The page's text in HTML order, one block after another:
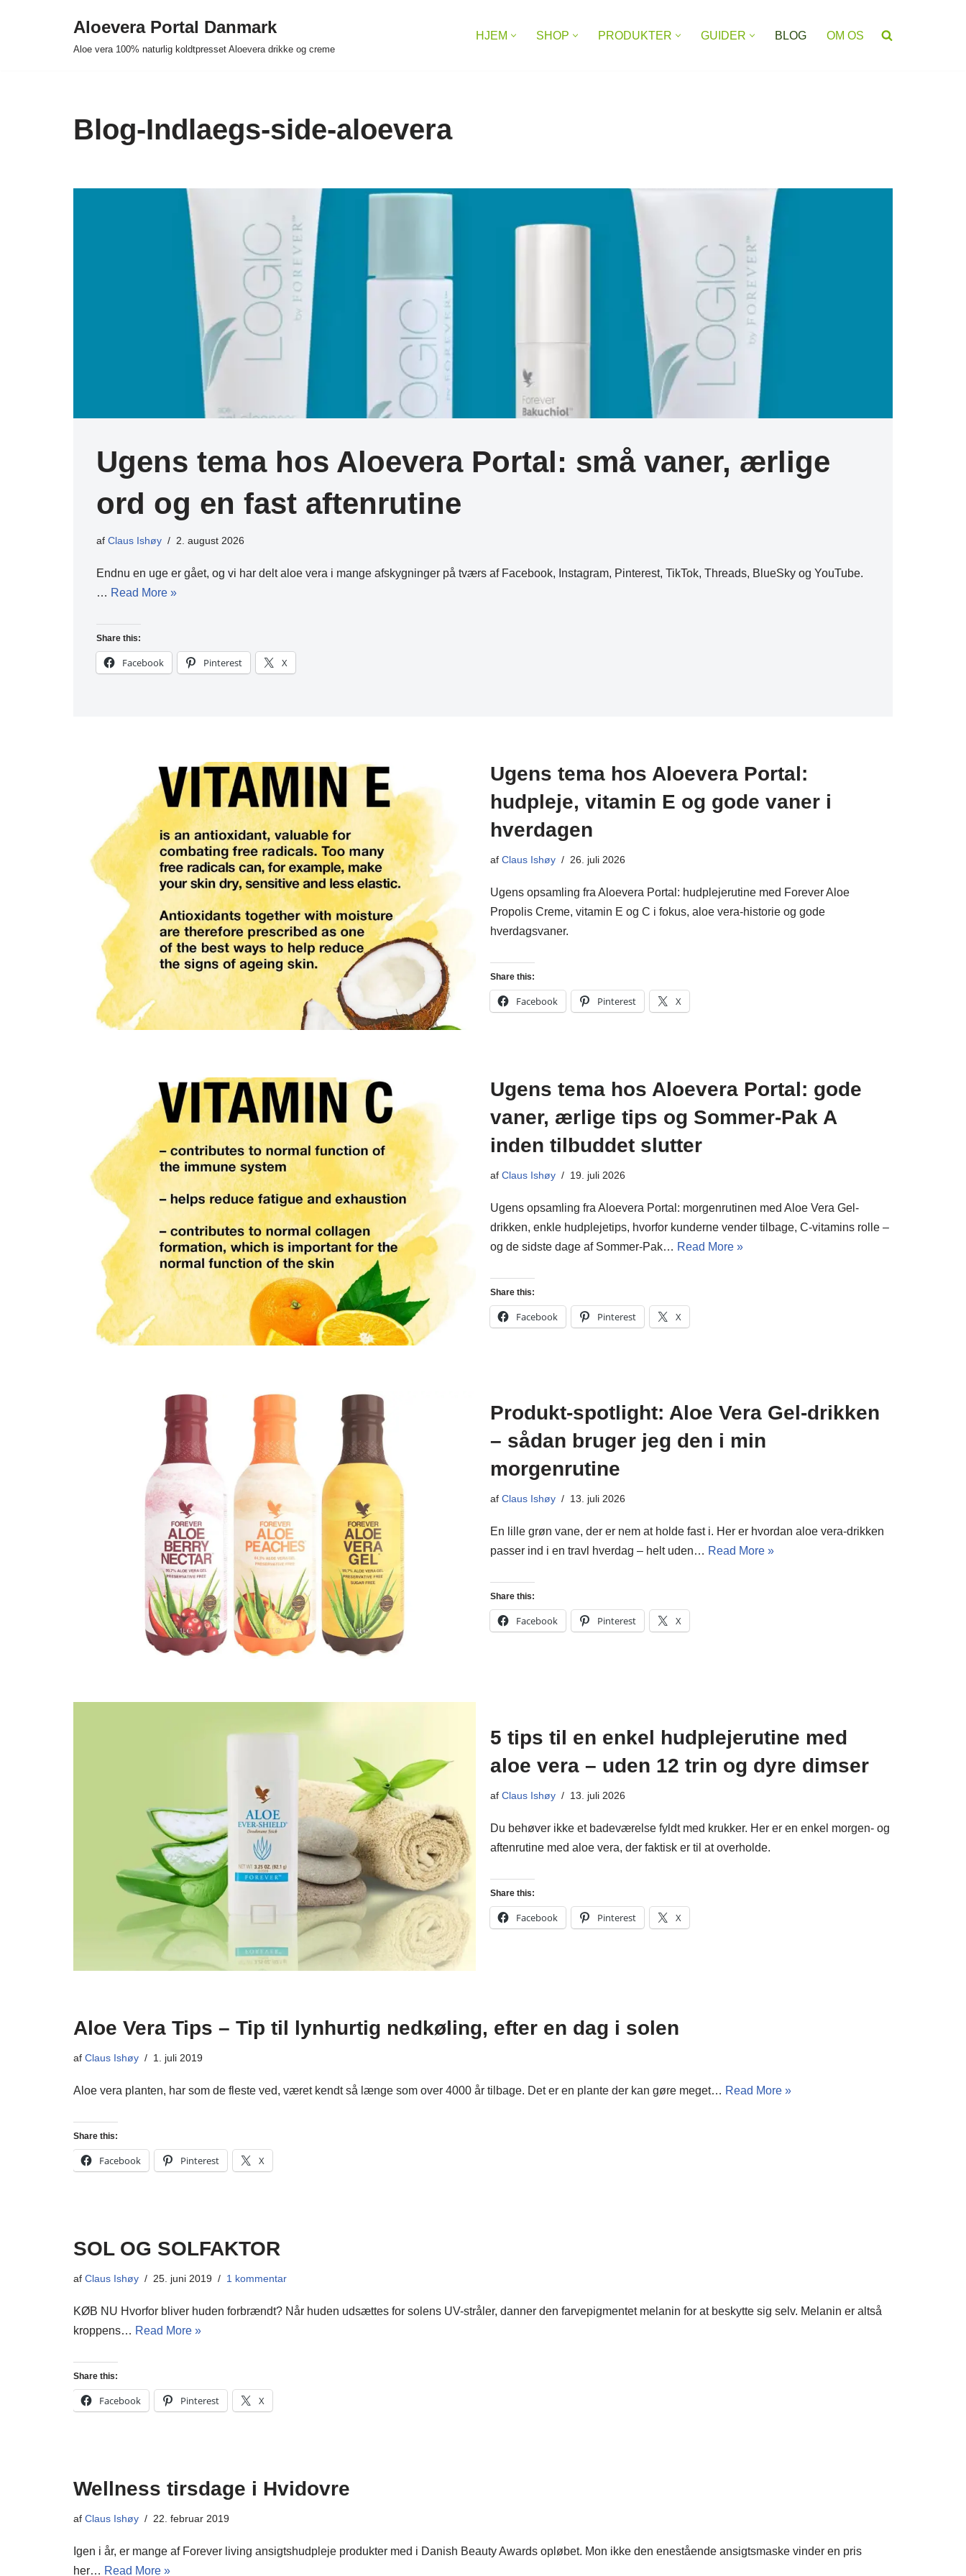
Aloevera Portal Danmark
Aloe vera 100% naturlig koldtpresset Aloevera drikke og creme
HJEM SHOP PRODUKTER GUIDER BLOG OM OS
Blog-Indlaegs-side-aloevera
Ugens tema hos Aloevera Portal: små vaner, ærlige
ord og en fast aftenrutine
af Claus Ishøy 2. august 2026
Endnu en uge er gået, og vi har delt aloe vera i mange afskygninger på tværs af Facebook, Instagram, Pinterest, TikTok, Threads, BlueSky og YouTube.
… Read More »
Share this:
Facebook Pinterest X
Ugens tema hos Aloevera Portal:
hudpleje, vitamin E og gode vaner i
hverdagen
af Claus Ishøy 26. juli 2026
Ugens opsamling fra Aloevera Portal: hudplejerutine med Forever Aloe
Propolis Creme, vitamin E og C i fokus, aloe vera-historie og gode
hverdagsvaner.
Share this:
Facebook Pinterest X
Ugens tema hos Aloevera Portal: gode
vaner, ærlige tips og Sommer-Pak A
inden tilbuddet slutter
af Claus Ishøy 19. juli 2026
Ugens opsamling fra Aloevera Portal: morgenrutinen med Aloe Vera Gel-
drikken, enkle hudplejetips, hvorfor kunderne vender tilbage, C-vitamins rolle –
og de sidste dage af Sommer-Pak… Read More »
Share this:
Facebook Pinterest X
Produkt-spotlight: Aloe Vera Gel-drikken
– sådan bruger jeg den i min
morgenrutine
af Claus Ishøy 13. juli 2026
En lille grøn vane, der er nem at holde fast i. Her er hvordan aloe vera-drikken
passer ind i en travl hverdag – helt uden… Read More »
Share this:
Facebook Pinterest X
5 tips til en enkel hudplejerutine med
aloe vera – uden 12 trin og dyre dimser
af Claus Ishøy 13. juli 2026
Du behøver ikke et badeværelse fyldt med krukker. Her er en enkel morgen- og
aftenrutine med aloe vera, der faktisk er til at overholde.
Share this:
Facebook Pinterest X
Aloe Vera Tips – Tip til lynhurtig nedkøling, efter en dag i solen
af Claus Ishøy 1. juli 2019
Aloe vera planten, har som de fleste ved, været kendt så længe som over 4000 år tilbage. Det er en plante der kan gøre meget… Read More »
Share this:
Facebook Pinterest X
SOL OG SOLFAKTOR
af Claus Ishøy 25. juni 2019 1 kommentar
KØB NU Hvorfor bliver huden forbrændt? Når huden udsættes for solens UV-stråler, danner den farvepigmentet melanin for at beskytte sig selv. Melanin er altså
kroppens… Read More »
Share this:
Facebook Pinterest X
Wellness tirsdage i Hvidovre
af Claus Ishøy 22. februar 2019
Igen i år, er mange af Forever living ansigtshudpleje produkter med i Danish Beauty Awards opløbet. Mon ikke den enestående ansigtsmaske vinder en pris
her… Read More »